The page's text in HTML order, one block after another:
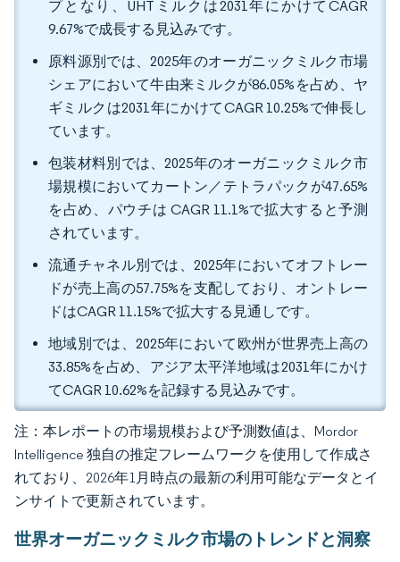
プとなり、UHTミルクは2031年にかけてCAGR
9.67%で成長する見込みです。
原料源別では、2025年のオーガニックミルク市場
シェアにおいて牛由来ミルクが86.05%を占め、ヤ
ギミルクは2031年にかけてCAGR 10.25%で伸長し
ています。
包装材料別では、2025年のオーガニックミルク市
場規模においてカートン／テトラパックが47.65%
を占め、パウチは CAGR 11.1%で拡大すると予測
されています。
流通チャネル別では、2025年においてオフトレー
ドが売上高の57.75%を支配しており、オントレー
ドはCAGR 11.15%で拡大する見通しです。
地域別では、2025年において欧州が世界売上高の
33.85%を占め、アジア太平洋地域は2031年にかけ
てCAGR 10.62%を記録する見込みです。
注：本レポートの市場規模および予測数値は、Mordor
Intelligence 独自の推定フレームワークを使用して作成さ
れており、2026年1月時点の最新の利用可能なデータとイ
ンサイトで更新されています。
世界オーガニックミルク市場のトレンドと洞察